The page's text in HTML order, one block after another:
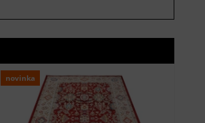
novinka